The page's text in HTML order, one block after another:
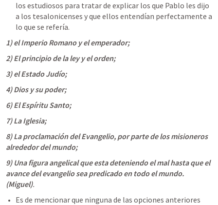
los estudiosos para tratar de explicar los que Pablo les dijo
a los tesalonicenses y que ellos entendían perfectamente a
lo que se refería.
1) el Imperio Romano y el emperador;
2) El principio de la ley y el orden;
3) el Estado Judío;
4) Dios y su poder;
6) El Espíritu Santo;
7) La Iglesia;
8) La proclamación del Evangelio, por parte de los misioneros
alrededor del mundo;
9) Una figura angelical que esta deteniendo el mal hasta que el
avance del evangelio sea predicado en todo el mundo.
(Miguel).
Es de mencionar que ninguna de las opciones anteriores